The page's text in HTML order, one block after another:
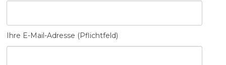
Ihre E-Mail-Adresse (Pflichtfeld)